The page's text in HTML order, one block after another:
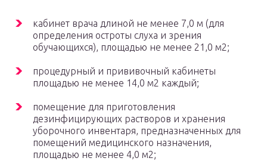
кабинет врача длиной не менее 7,0 м (для
определения остроты слуха и зрения
обучающихся), площадью не менее 21,0 м2;
процедурный и прививочный кабинеты
площадью не менее 14,0 м2 каждый;
помещение для приготовления
дезинфицирующих растворов и хранения
уборочного инвентаря, предназначенных для
помещений медицинского назначения,
площадью не менее 4,0 м2;